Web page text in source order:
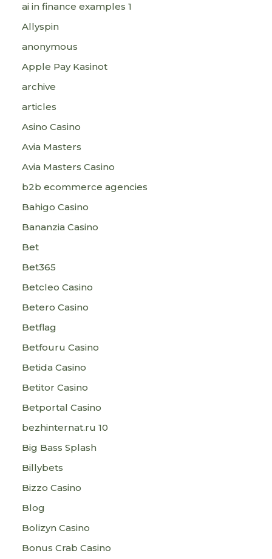
ai in finance examples 1
Allyspin
anonymous
Apple Pay Kasinot
archive
articles
Asino Casino
Avia Masters
Avia Masters Casino
b2b ecommerce agencies
Bahigo Casino
Bananzia Casino
Bet
Bet365
Betcleo Casino
Betero Casino
Betflag
Betfouru Casino
Betida Casino
Betitor Casino
Betportal Casino
bezhinternat.ru 10
Big Bass Splash
Billybets
Bizzo Casino
Blog
Bolizyn Casino
Bonus Crab Casino